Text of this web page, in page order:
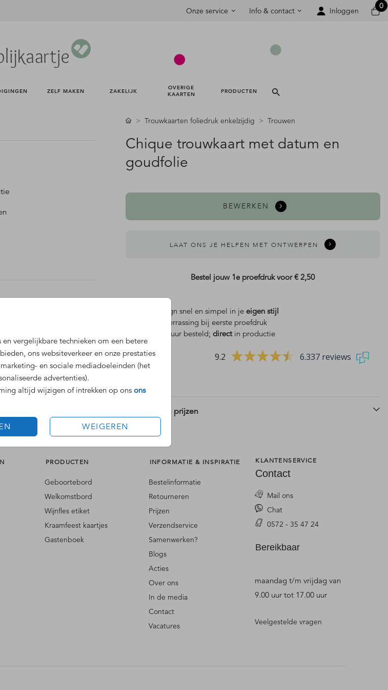
Onze service Info & contact Inloggen
0
ZELF MAKEN ZAKELIJK
OVERIGE
KAARTEN
PRODUCTEN
vergelijkbare technieken om een betere
ons websiteverkeer en onze prestaties
en sociale mediadoeleinden (het
advertenties).
altijd wijzigen of intrekken op ons ons
WEIGEREN
Trouwkaarten foliedruk enkelzijdig Trouwen
Chique trouwkaart met datum en
goudfolie
BEWERKEN
LAAT ONS JE HELPEN MET ONTWERPEN
Bestel jouw 1e proefdruk voor€ 2,50
Dit design snel en simpel in je eigen stijl
verrassing bij eerste proefdruk
Voor 18 uur besteld; directin productie
9.2 6.337 reviews
Formaten en prijzen
PRODUCTEN
Geboortebord
Welkomstbord
Wijnfles etiket
Kraamfeest kaartjes
Gastenboek
INFORMATIE & INSPIRATIE
Bestelinformatie
Retourneren
Prijzen
Verzendservice
Samenwerken?
Blogs
Acties
Over ons
In de media
Contact
Vacatures
KLANTENSERVICE
Contact
Mail ons
Chat
0572 - 35 47 24
Bereikbaar
maandag t/m vrijdag van
9.00 uur tot 17.00 uur
Veelgestelde vragen